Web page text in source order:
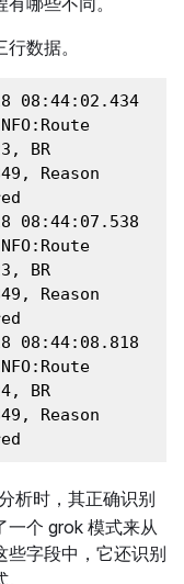
数据。
08:44:02.434
BR
Reason
08:44:07.538
BR
Reason
08:44:08.818
BR
Reason
析时，其正确识别
一个 grok 模式来从
些字段中，它还识别